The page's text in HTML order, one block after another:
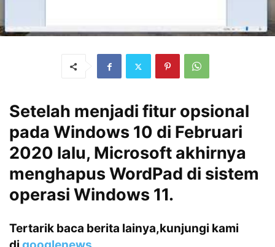
Setelah menjadi fitur opsional
pada Windows 10 di Februari
2020 lalu, Microsoft akhirnya
menghapus WordPad di sistem
operasi Windows 11.
Tertarik baca berita lainya,kunjungi kami